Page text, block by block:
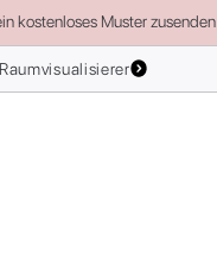
kostenloses Muster zusenden.
Raumvisualisierer